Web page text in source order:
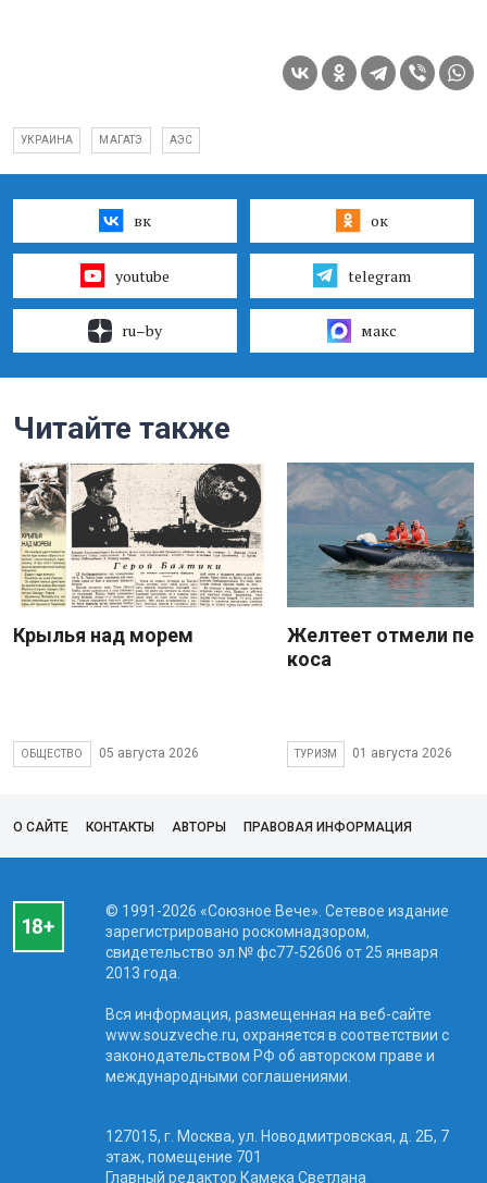
УКРАИНА МАГАТЭ АЭС
вк ок
youtube telegram
ru–by макс
Читайте также
Крылья над морем
ОБЩЕСТВО 05 августа 2026
Желтеет отмели
коса
ТУРИЗМ 01 августа 2026
О САЙТЕ КОНТАКТЫ АВТОРЫ ПРАВОВАЯ ИНФОРМАЦИЯ
© 1991-2026 «Союзное Вече». Сетевое издание
зарегистрировано роскомнадзором,
свидетельство эл № фc77-52606 от 25 января
2013 года.
Вся информация, размещенная на веб-сайте
www.souzveche.ru, охраняется в соответствии с
законодательством РФ об авторском праве и
международными соглашениями.
127015, г. Москва, ул. Новодмитровская, д. 2Б, 7
этаж, помещение 701
Главный редактор Камека Светлана